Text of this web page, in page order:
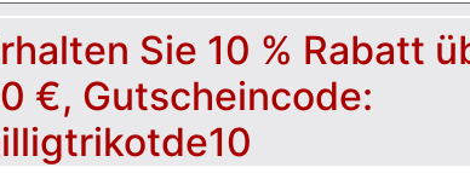
Sie 10 % Rabatt
€, Gutscheincode: